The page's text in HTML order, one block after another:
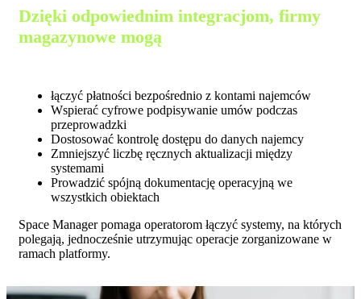
Dzięki odpowiednim integracjom, firmy
magazynowe mogą
łączyć płatności bezpośrednio z kontami najemców
Wspierać cyfrowe podpisywanie umów podczas
przeprowadzki
Dostosować kontrolę dostępu do danych najemcy
Zmniejszyć liczbę ręcznych aktualizacji między
systemami
Prowadzić spójną dokumentację operacyjną we
wszystkich obiektach
Space Manager pomaga operatorom łączyć systemy, na których
polegają, jednocześnie utrzymując operacje zorganizowane w
ramach platformy.